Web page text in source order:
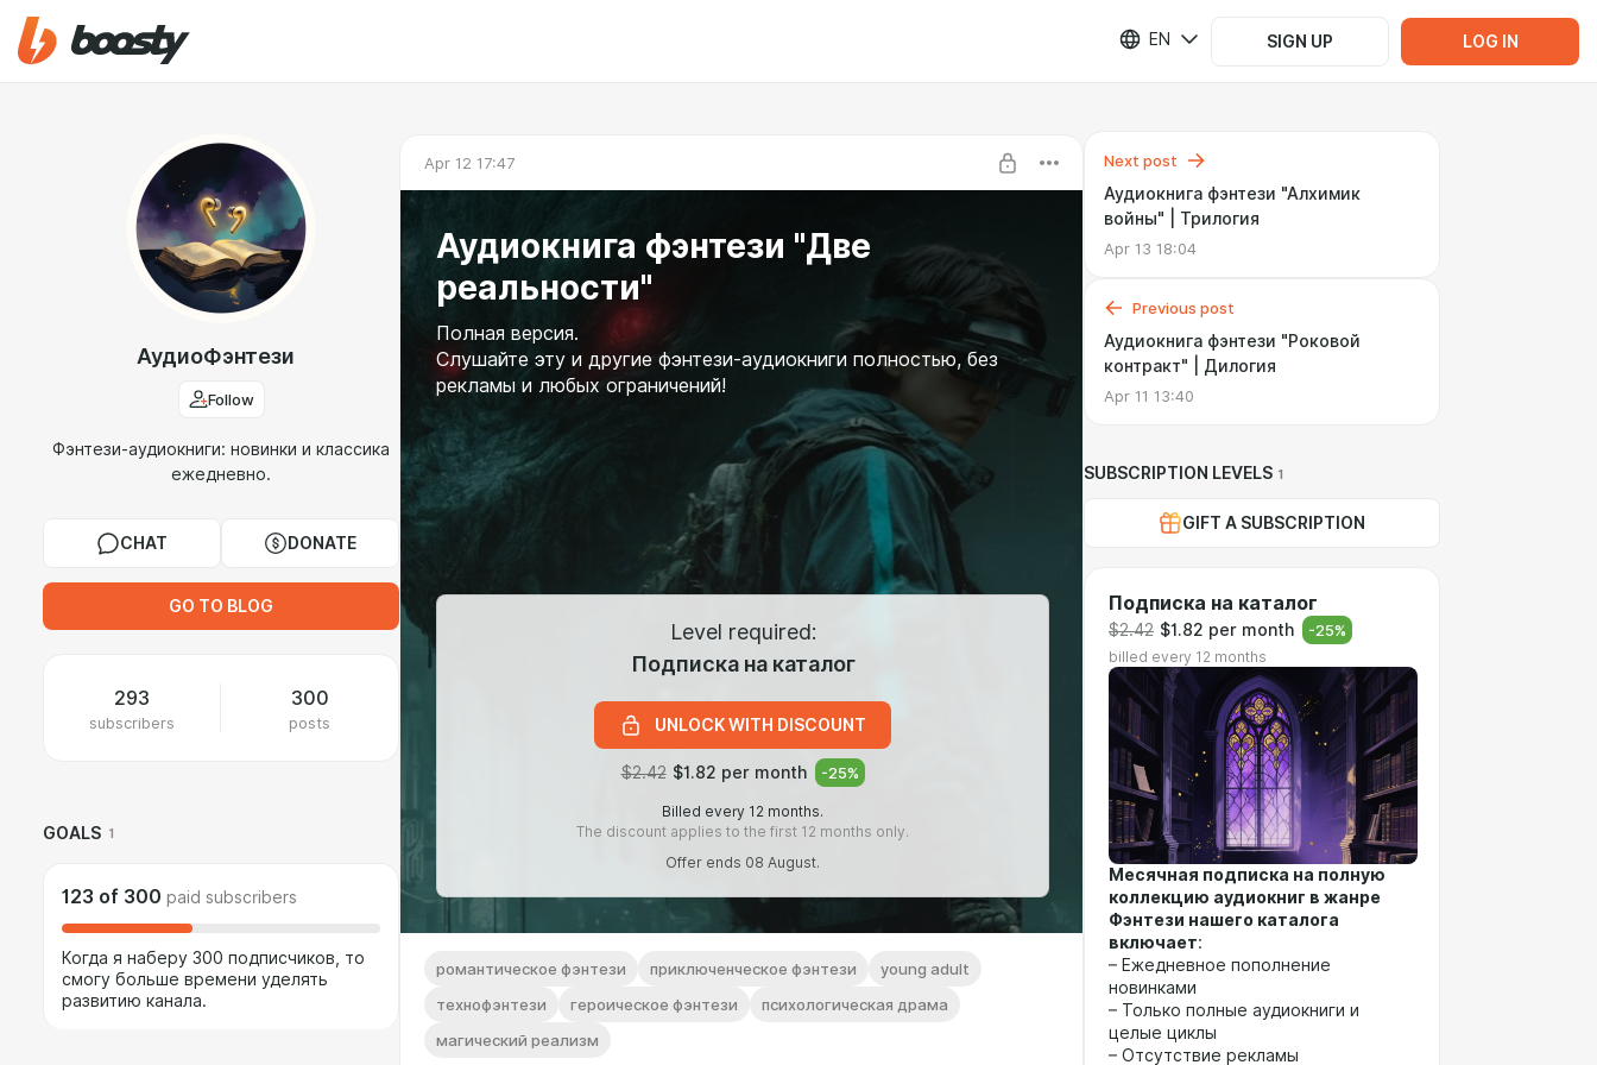
EN SIGN UP LOG IN
АудиоФэнтези
Follow
Фэнтези-аудиокниги: новинки и классика
ежедневно.
CHAT DONATE
GO TO BLOG
293
subscribers
300
posts
GOALS 1
123 of 300 paid subscribers
Когда я наберу 300 подписчиков, то
смогу больше времени уделять
развитию канала.
Apr 12 17:47
Аудиокнига фэнтези "Две
реальности"
Полная версия.
Слушайте эту и другие фэнтези-аудиокниги полностью, без
рекламы и любых ограничений!
Level required:
Подписка на каталог
UNLOCK WITH DISCOUNT
$2.42 $1.82 per month -25%
Billed every 12 months.
The discount applies to the first 12 months only.
Offer ends 08 August.
романтическое фэнтези приключенческое фэнтези
young adult
технофэнтези
героическое фэнтези
психологическая драма
магический реализм
Next post
Аудиокнига фэнтези "Алхимик
войны" | Трилогия
Apr 13 18:04
Previous post
Аудиокнига фэнтези "Роковой
контракт" | Дилогия
Apr 11 13:40
SUBSCRIPTION LEVELS 1
GIFT A SUBSCRIPTION
Подписка на каталог
$2.42 $1.82 per month -25%
billed every 12 months
Месячная подписка на полную
коллекцию аудиокниг в жанре
Фэнтези нашего каталога
включает:
– Ежедневное пополнение
новинками
– Только полные аудиокниги и
целые циклы
– Отсутствие рекламы